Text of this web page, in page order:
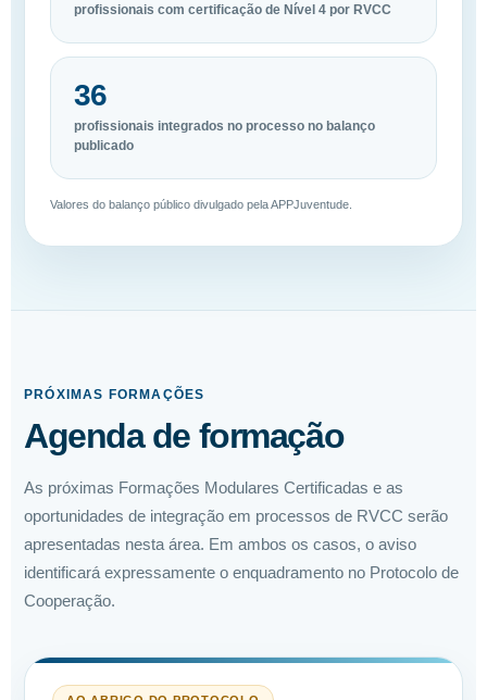
profissionais com certificação de Nível 4 por RVCC
36
profissionais integrados no processo no balanço
publicado
Valores do balanço público divulgado pela APPJuventude.
PRÓXIMAS FORMAÇÕES
Agenda de formação
As próximas Formações Modulares Certificadas e as
oportunidades de integração em processos de RVCC serão
apresentadas nesta área. Em ambos os casos, o aviso
identificará expressamente o enquadramento no Protocolo de
Cooperação.